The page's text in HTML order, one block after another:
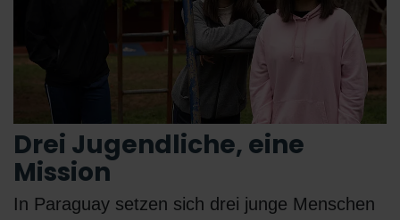
Drei Jugendliche, eine
Mission
In Paraguay setzen sich drei junge Menschen